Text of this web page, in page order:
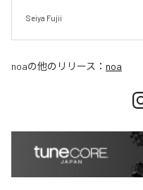
Seiya Fujii
noaの他のリリース： noa